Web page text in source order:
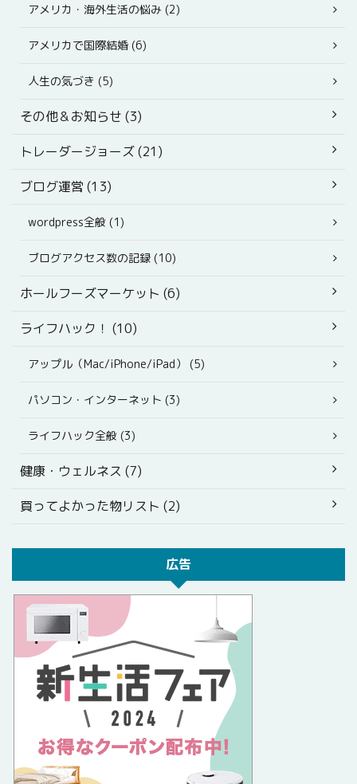
アメリカ・海外生活の悩み (2)
アメリカで国際結婚 (6)
人生の気づき (5)
その他＆お知らせ (3)
トレーダージョーズ (21)
ブログ運営 (13)
wordpress全般 (1)
ブログアクセス数の記録 (10)
ホールフーズマーケット (6)
ライフハック！ (10)
アップル（Mac/iPhone/iPad） (5)
パソコン・インターネット (3)
ライフハック全般 (3)
健康・ウェルネス (7)
買ってよかった物リスト (2)
広告